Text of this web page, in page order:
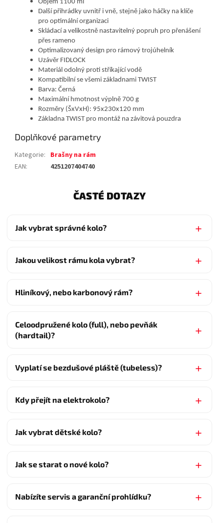
Objem 1100 ml
Další přihrádky uvnitř i vně, stejně jako háčky na klíče
pro optimální organizaci
Skládací a velikostně nastavitelný popruh pro přenášení
přes rameno
Optimalizovaný design pro rámový trojúhelník
Uzávěr FIDLOCK
Materiál odolný proti stříkající vodě
Kompatibilní se všemi základnami TWIST
Barva: Černá
Maximální hmotnost výplně 700 g
Rozměry (ŠxVxH): 95x230x120 mm
Základna TWIST pro montáž na závitová pouzdra
Doplňkové parametry
Kategorie: Brašny na rám
EAN: 4251207404740
ČASTÉ DOTAZY
Jak vybrat správné kolo?
Jakou velikost rámu kola vybrat?
Hliníkový, nebo karbonový rám?
Celoodpružené kolo (full), nebo pevňák
(hardtail)?
Vyplatí se bezdušové pláště (tubeless)?
Kdy přejít na elektrokolo?
Jak vybrat dětské kolo?
Jak se starat o nové kolo?
Nabízíte servis a garanční prohlídku?